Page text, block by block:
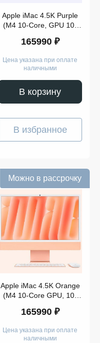
Apple iMac 4.5K Purple
(M4 10-Core, GPU 10-
256GB) (2024)
165990 ₽
Цена указана при оплате
наличными
В корзину
В избранное
Можно в рассрочку
Apple iMac 4.5K Orange
(M4 10-Core GPU, 10-
256GB) (2024)
165990 ₽
Цена указана при оплате
наличными